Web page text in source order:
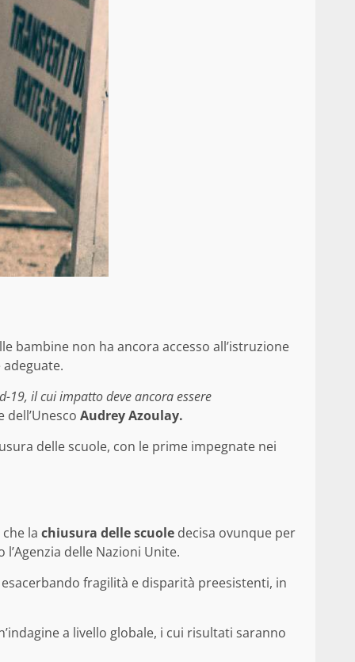
bambine non ha ancora accesso all’istruzione
19, il cui impatto deve ancora essere
Audrey Azoulay.
delle scuole, con le prime impegnate nei
la chiusura delle scuole decisa ovunque per
l’Agenzia delle Nazioni Unite.
fragilità e disparità preesistenti, in
a livello globale, i cui risultati saranno